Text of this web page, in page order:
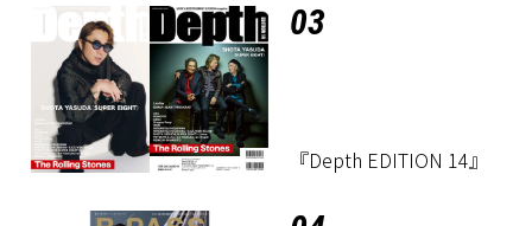
03
『Depth EDITION 14』